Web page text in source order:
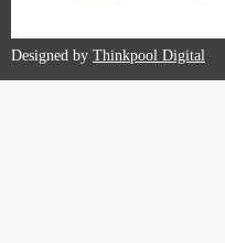
Designed byThinkpool Digital